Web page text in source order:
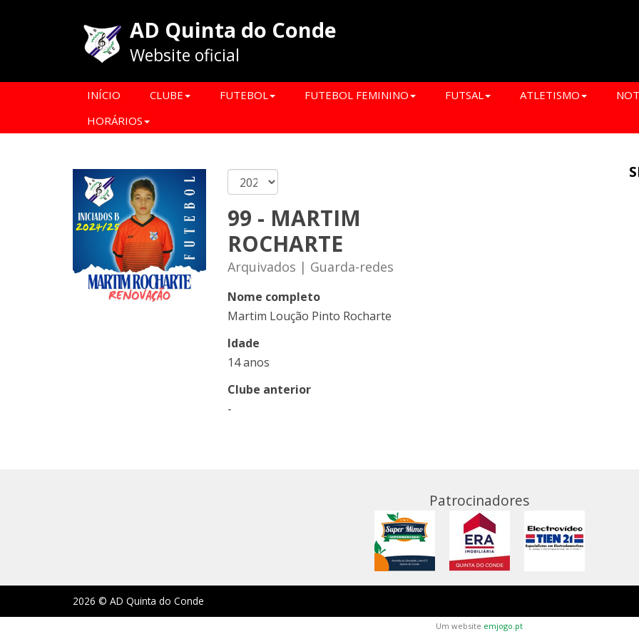
AD Quinta do Conde
Website oficial
INÍCIO CLUBE FUTEBOL FUTEBOL FEMININO FUTSAL ATLETISMO
HORÁRIOS
99 - MARTIM
ROCHARTE
Arquivados | Guarda-redes
Nome completo
Martim Loução Pinto Rocharte
Idade
14 anos
Clube anterior
-
Patrocinadores
2026 © AD Quinta do Conde
Um website emjogo.pt